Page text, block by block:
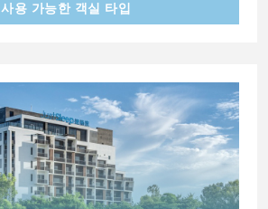
사용 가능한 객실 타입